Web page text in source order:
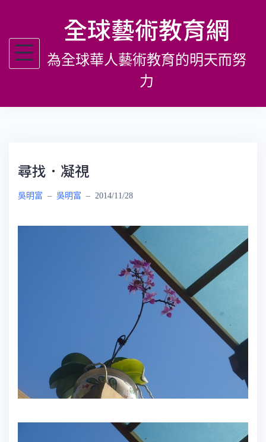
主
全球藝術教育網
為全球華人藝術教育的明天而努
力
尋找．凝視
吳明富 – 吳明富 – 2014/11/28